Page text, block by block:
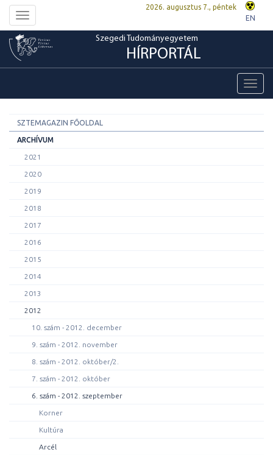
Toggle
navigation
2026. augusztus 7., péntek
EN
Szegedi Tudományegyetem
HÍRPORTÁL
SZTEMAGAZIN FŐOLDAL
ARCHÍVUM
2021
2020
2019
2018
2017
2016
2015
2014
2013
2012
10. szám - 2012. december
9. szám - 2012. november
8. szám - 2012. október/2.
7. szám - 2012. október
6. szám - 2012. szeptember
Korner
Kultúra
Arcél